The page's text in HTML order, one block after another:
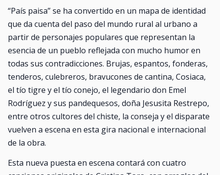
“País paisa” se ha convertido en un mapa de identidad
que da cuenta del paso del mundo rural al urbano a
partir de personajes populares que representan la
esencia de un pueblo reflejada con mucho humor en
todas sus contradicciones. Brujas, espantos, fonderas,
tenderos, culebreros, bravucones de cantina, Cosiaca,
el tío tigre y el tío conejo, el legendario don Emel
Rodríguez y sus pandequesos, doña Jesusita Restrepo,
entre otros cultores del chiste, la conseja y el disparate
vuelven a escena en esta gira nacional e internacional
de la obra.
Esta nueva puesta en escena contará con cuatro